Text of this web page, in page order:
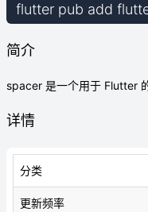
flutter pub add
简介
spacer 是一个用于 Flutter
详情
分类
更新频率